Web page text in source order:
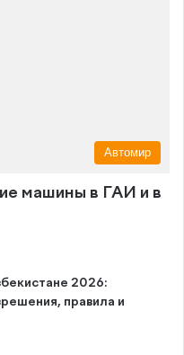
Автомир
машины в ГАИ и в
2026:
правила и